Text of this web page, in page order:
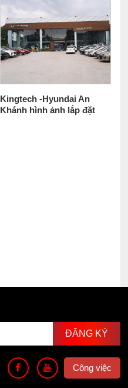
Kingtech -Hyundai An
Khánh hình ảnh lắp đặt
Công việc